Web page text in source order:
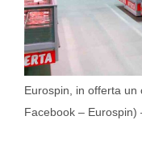
Eurospin, in offerta
Facebook – Eurospin)